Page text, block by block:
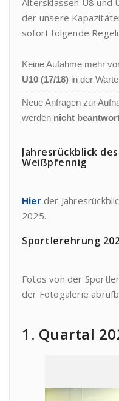
der unsere
sofort folgende
Keine Aufahme mehr
U10 (17/18) in der
Neue Anfragen zur
werden nicht
Jahresrückblick
Weißpfennig
Hierder
2025.
Sportlerehrung
Fotos von der
der Fotogalerie
1. Quartal